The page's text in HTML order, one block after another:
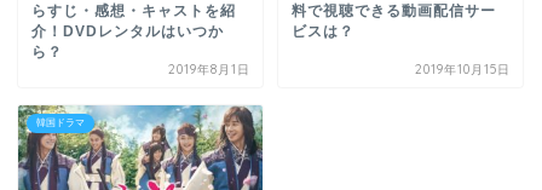
らすじ・感想・キャストを紹
介！DVDレンタルはいつか
ら？
2019年8月1日
料で視聴できる動画配信サー
ビスは？
2019年10月15日
韓国ドラマ